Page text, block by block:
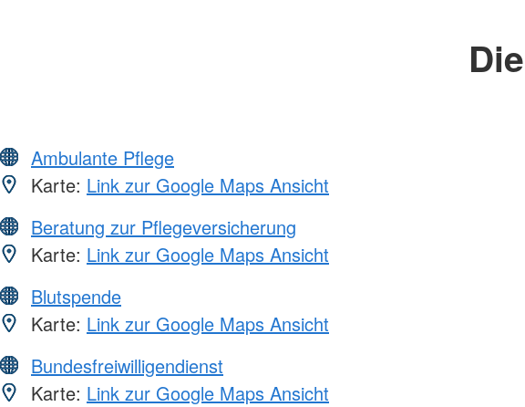
Ambulante Pflege
Karte: Link zur Google Maps Ansicht
Beratung zur Pflegeversicherung
Karte: Link zur Google Maps Ansicht
Blutspende
Karte: Link zur Google Maps Ansicht
Bundesfreiwilligendienst
Karte: Link zur Google Maps Ansicht